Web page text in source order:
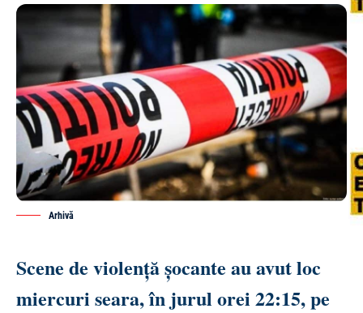
Arhivă
Scene de violență șocante au avut loc
miercuri seara, în jurul orei 22:15, pe